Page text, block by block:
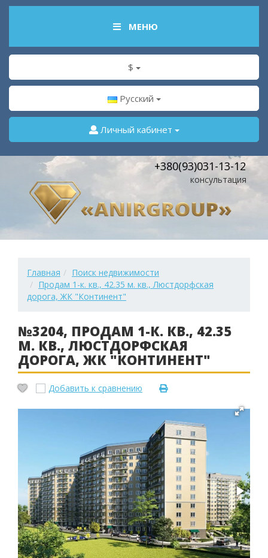
МЕНЮ
$
Русский
Личный кабинет
+380(93)031-13-12
консультация
Главная
Поиск недвижимости
Продам 1-к. кв., 42.35 м. кв., Люстдорфская
дорога, ЖК "Континент"
№3204, ПРОДАМ 1-К. КВ., 42.35
М. КВ., ЛЮСТДОРФСКАЯ
ДОРОГА, ЖК "КОНТИНЕНТ"
Добавить к сравнению